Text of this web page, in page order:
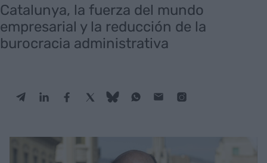
Catalunya, la fuerza del mundo
empresarial y la reducción de la
burocracia administrativa